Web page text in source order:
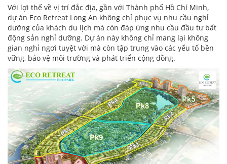
Với lợi thế về vị trí đắc địa, gần với Thành phố Hồ Chí Minh,
dự án Eco Retreat Long An không chỉ phục vụ nhu cầu nghỉ
dưỡng của khách du lịch mà còn đáp ứng nhu cầu đầu tư bất
động sản nghỉ dưỡng. Dự án này không chỉ mang lại không
gian nghỉ ngơi tuyệt vời mà còn tập trung vào các yếu tố bền
vững, bảo vệ môi trường và phát triển cộng đồng.